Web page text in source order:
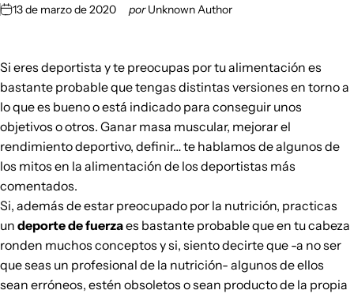
13 de marzo de 2020 porUnknown Author
Si eres deportista y te preocupas por tu alimentación es
bastante probable que tengas distintas versiones en torno a
lo que es bueno o está indicado para conseguir unos
objetivos o otros. Ganar masa muscular, mejorar el
rendimiento deportivo, definir… te hablamos de algunos de
los mitos en la alimentación de los deportistas más
comentados.
Si, además de estar preocupado por la nutrición, practicas
un deporte de fuerzaes bastante probable que en tu cabeza
ronden muchos conceptos y si, siento decirte que -a no ser
que seas un profesional de la nutrición- algunos de ellos
sean erróneos, estén obsoletos o sean producto de la propia